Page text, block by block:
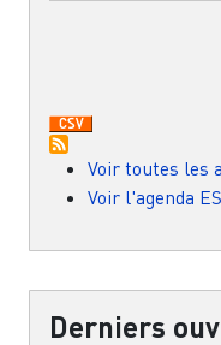
Voir toutes les
Voir l'agenda
Derniers